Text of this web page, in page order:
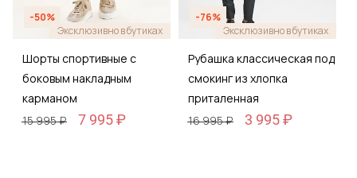
-50%
Эксклюзивно в бутиках
Шорты спортивные с
боковым накладным
карманом
15 995 ₽
7 995 ₽
-76%
Эксклюзивно в бутиках
Рубашка классическая под
смокинг из хлопка
приталенная
16 995 ₽
3 995 ₽